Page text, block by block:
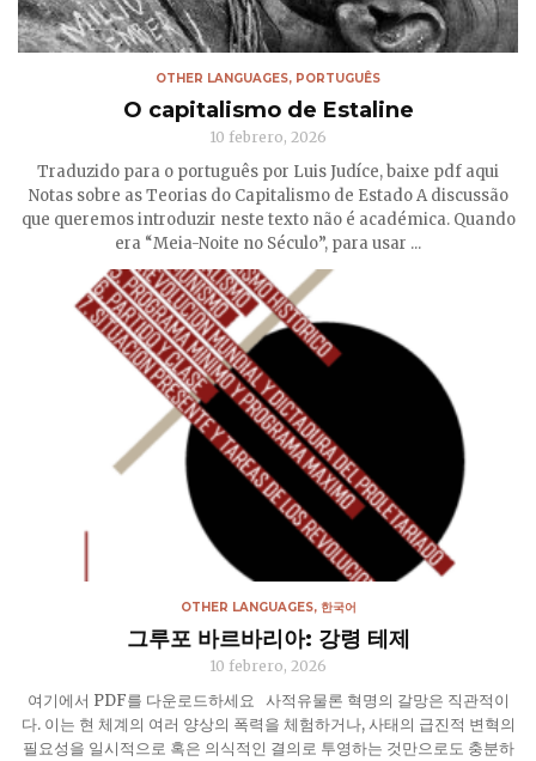
OTHER LANGUAGES, PORTUGUÊS
O capitalismo de Estaline
10 febrero, 2026
Traduzido para o português por Luis Judíce, baixe pdf aqui
Notas sobre as Teorias do Capitalismo de Estado A discussão
que queremos introduzir neste texto não é académica. Quando
era “Meia-Noite no Século”, para usar ...
OTHER LANGUAGES, 한국어
그루포 바르바리아: 강령 테제
10 febrero, 2026
여기에서 PDF를 다운로드하세요 사적유물론 혁명의 갈망은 직관적이
다. 이는 현 체계의 여러 양상의 폭력을 체험하거나, 사태의 급진적 변혁의
필요성을 일시적으로 혹은 의식적인 결의로 투영하는 것만으로도 충분하